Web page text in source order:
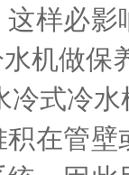
样必
机做保
冷式冷
在管